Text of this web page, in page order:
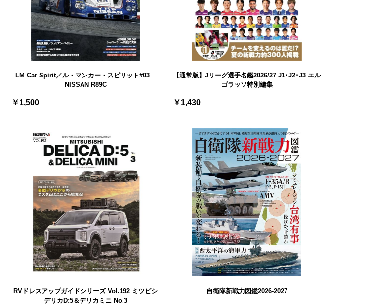
LM Car Spirit／ル・マンカー・スピリット#03
NISSAN R89C
￥1,500
【通常版】Jリーグ選手名鑑2026/27 J1･J2･J3 エル
ゴラッソ特別編集
￥1,430
RVドレスアップガイドシリーズ Vol.192 ミツビシ
デリカD:5＆デリカミニ No.3
自衛隊新戦力図鑑2026-2027